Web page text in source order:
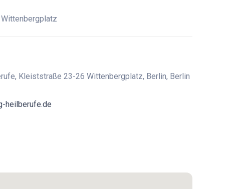
Kleiststraße 23-26 Wittenbergplatz, Berlin, Berlin
heilberufe.de